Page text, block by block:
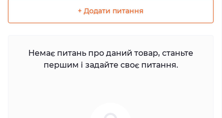
+ Додати питання
Немає питань про даний товар, станьте
першим і задайте своє питання.